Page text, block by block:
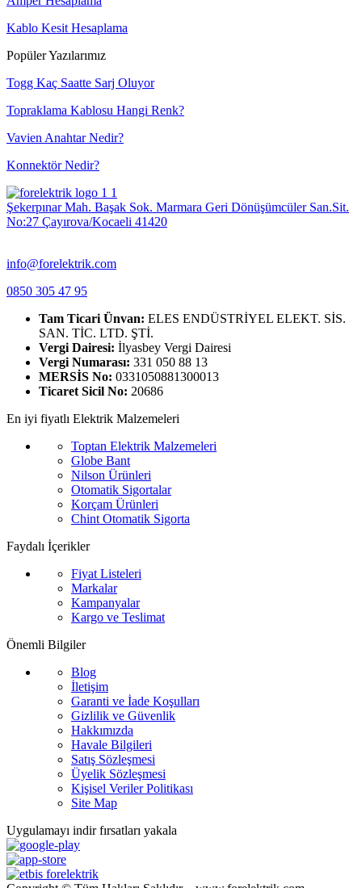
Kablo Kesit Hesaplama
Popüler Yazılarımız
Togg Kaç Saatte Sarj Oluyor
Topraklama Kablosu Hangi Renk?
Vavien Anahtar Nedir?
Konnektör Nedir?
Şekerpınar Mah. Başak Sok. Marmara Geri Dönüşümcüler San.Sit.
No:27 Çayırova/Kocaeli 41420
info@forelektrik.com
0850 305 47 95
Tam Ticari Ünvan: ELES ENDÜSTRİYEL ELEKT. SİS.
SAN. TİC. LTD. ŞTİ.
Vergi Dairesi: İlyasbey Vergi Dairesi
Vergi Numarası: 331 050 88 13
MERSİS No: 0331050881300013
Ticaret Sicil No: 20686
En iyi fiyatlı Elektrik Malzemeleri
Toptan Elektrik Malzemeleri
Globe Bant
Nilson Ürünleri
Otomatik Sigortalar
Korçam Ürünleri
Chint Otomatik Sigorta
Faydalı İçerikler
Fiyat Listeleri
Markalar
Kampanyalar
Kargo ve Teslimat
Önemli Bilgiler
Blog
İletişim
Garanti ve İade Koşulları
Gizlilik ve Güvenlik
Hakkımızda
Havale Bilgileri
Satış Sözleşmesi
Üyelik Sözleşmesi
Kişisel Veriler Politikası
Site Map
Uygulamayı indir fırsatları yakala